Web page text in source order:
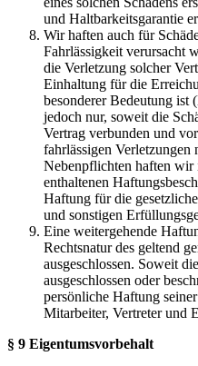
und Haltbarkeitsgarantie
Wir haften auch für
Fahrlässigkeit verursacht
die Verletzung solcher
Einhaltung für die
besonderer Bedeutung
jedoch nur, soweit die
Vertrag verbunden und
fahrlässigen Verletzungen
Nebenpflichten haften
enthaltenen
Haftung für die
und sonstigen
Eine weitergehende
Rechtsnatur des geltend
ausgeschlossen. Soweit
ausgeschlossen oder
persönliche Haftung
Mitarbeiter, Vertreter und
§ 9 Eigentumsvorbehalt